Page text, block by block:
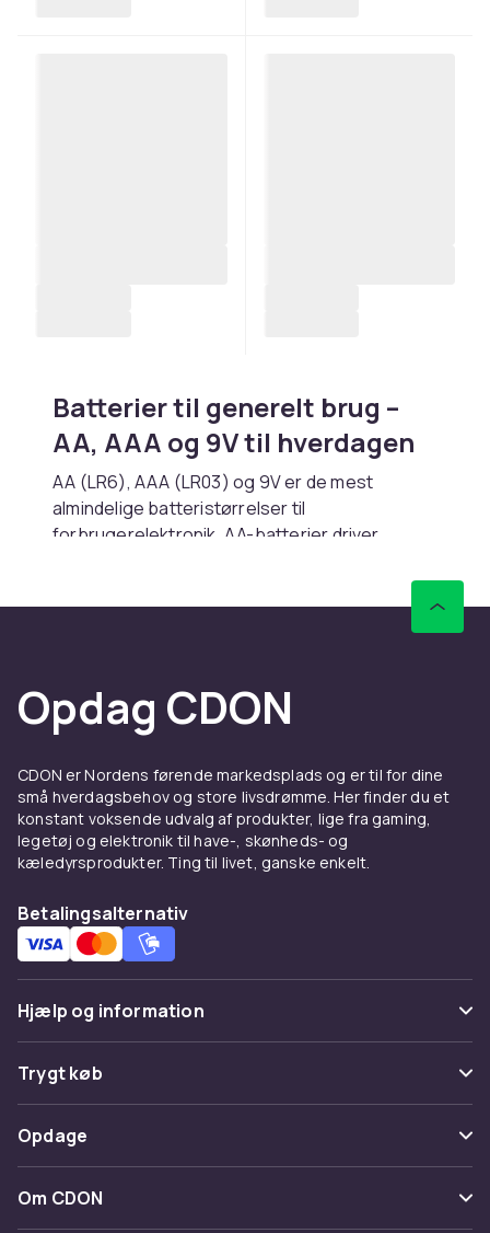
Batterier til generelt brug –
AA, AAA og 9V til hverdagen
AA (LR6), AAA (LR03) og 9V er de mest
almindelige batteristørrelser til
forbrugerelektronik. AA-batterier driver
mus. AAA-batterier bruges i fjernbetjeninger
og smarthome-sensorer. 9V-batterier sidder i
Fordele og brugsanvisning til
Hos CDON finder du Batterier för allmänt bruk
fra ledende producenter til
konkurrencedygtige priser. Vores brede
sortiment dækker alle prisklasser, fra
indstegningsmodeller til avancerede
professionelle løsninger. Alle produkter er
certificerede og lever op til europæiske
kvalitets- og sikkerhedsstandarder.
Når du køber Batterier för allmänt bruk hos
CDON, får du adgang til produktbeskrivelser
med detaljerede specifikationer,
returnering – og vores kundeservice er altid
klar til at hjælpe dig med det rigtige valg.
Fordele og brugsanvisning til
Opdag CDON
CDON er Nordens førende markedsplads og er til for dine
små hverdagsbehov og store livsdrømme. Her finder du et
konstant voksende udvalg af produkter, lige fra gaming,
legetøj og elektronik til have-, skønheds- og
kæledyrsprodukter. Ting til livet, ganske enkelt.
Betalingsalternativ
Hjælp og information
Ofte stillede spørgsmål
Spor pakke
Fortryd & returner her
Kontakt os
Trygt køb
Betaling
Levering
Opdage
Kategorier
Om CDON